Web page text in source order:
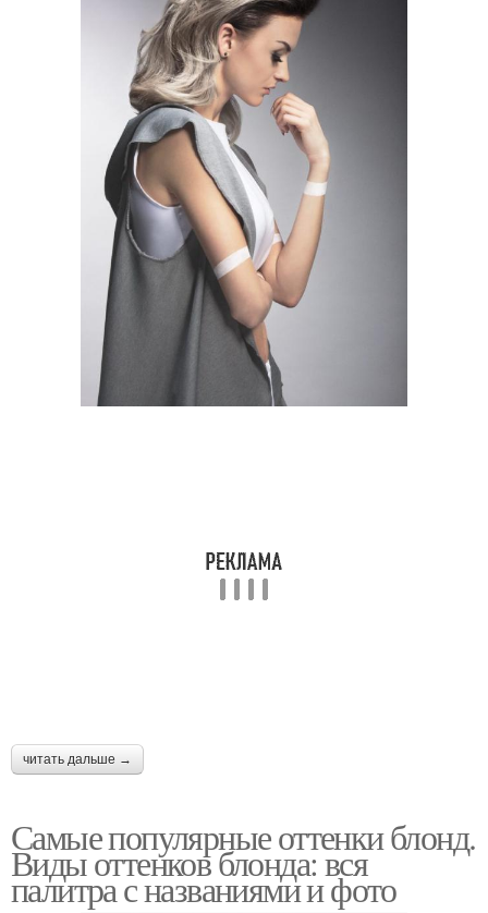
читать дальше →
Самые популярные оттенки блонд.
Виды оттенков блонда: вся
палитра с названиями и фото